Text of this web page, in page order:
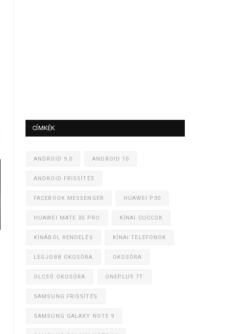
CÍMKÉK
ANDROID 9.0 ANDROID 10
ANDROID FRISSÍTÉS
FACEBOOK MESSENGER HUAWEI P30
HUAWEI MATE 30 PRO KÍNAI CUCCOK
KÍNÁBÓL RENDELÉS KÍNAI TELEFONOK
LEGJOBB OKOSÓRA OKOSÓRA
OLCSÓ OKOSÓRA ONEPLUS 7T
SAMSUNG FRISSÍTÉS
SAMSUNG GALAXY NOTE 9